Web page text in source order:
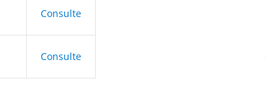
Consulte
Consulte